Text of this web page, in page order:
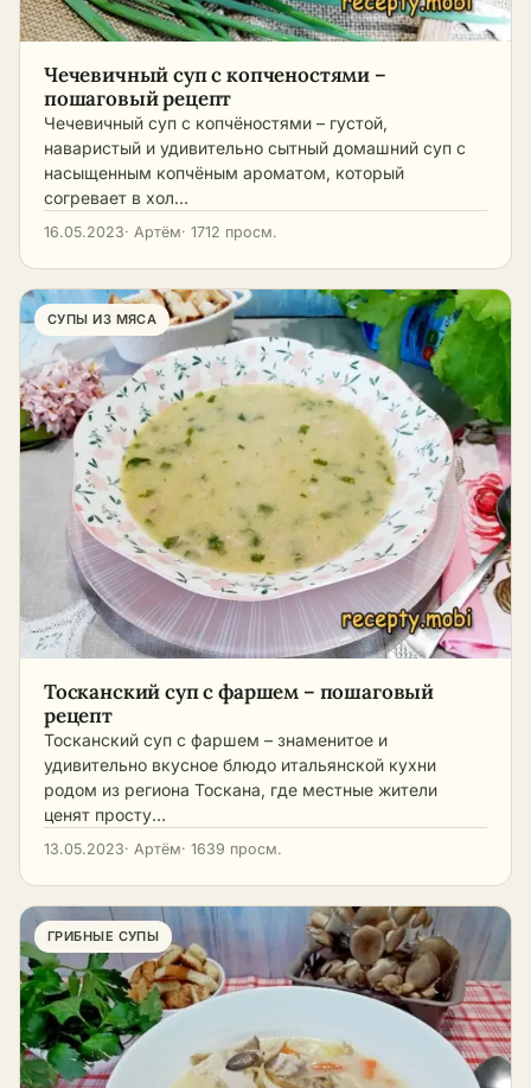
Чечевичный суп с копченостями –
пошаговый рецепт
Чечевичный суп с копчёностями – густой,
наваристый и удивительно сытный домашний суп с
насыщенным копчёным ароматом, который
согревает в хол…
16.05.2023· Артём· 1712 просм.
СУПЫ ИЗ МЯСА
Тосканский суп с фаршем – пошаговый
рецепт
Тосканский суп с фаршем – знаменитое и
удивительно вкусное блюдо итальянской кухни
родом из региона Тоскана, где местные жители
ценят просту…
13.05.2023· Артём· 1639 просм.
ГРИБНЫЕ СУПЫ